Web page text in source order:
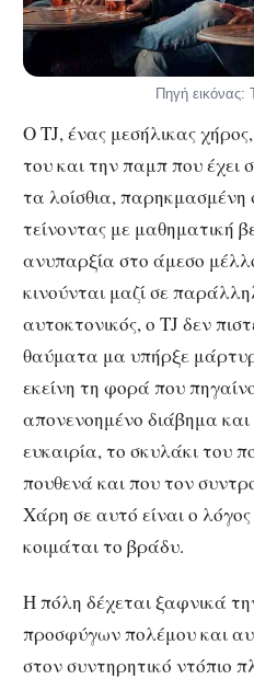
Πηγή εικόνας:
Ο TJ, ένας μεσήλικας
του και την παμπ που έχει
τα λοίσθια,
τείνοντας με μαθηματική
ανυπαρξία στο άμεσο
κινούνται μαζί σε
αυτοκτονικός, ο TJ δεν
θαύματα μα υπήρξε
εκείνη τη φορά που
απονενοημένο διάβημα
ευκαιρία, το σκυλάκι του
πουθενά και που τον
Χάρη σε αυτό είναι ο
κοιμάται το βράδυ.
Η πόλη δέχεται ξαφνικά
προσφύγων πολέμου και
στον συντηρητικό ντόπιο